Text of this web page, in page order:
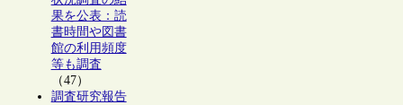
果を公表：読
書時間や図書
館の利用頻度
等も調査
（47）
調査研究報告